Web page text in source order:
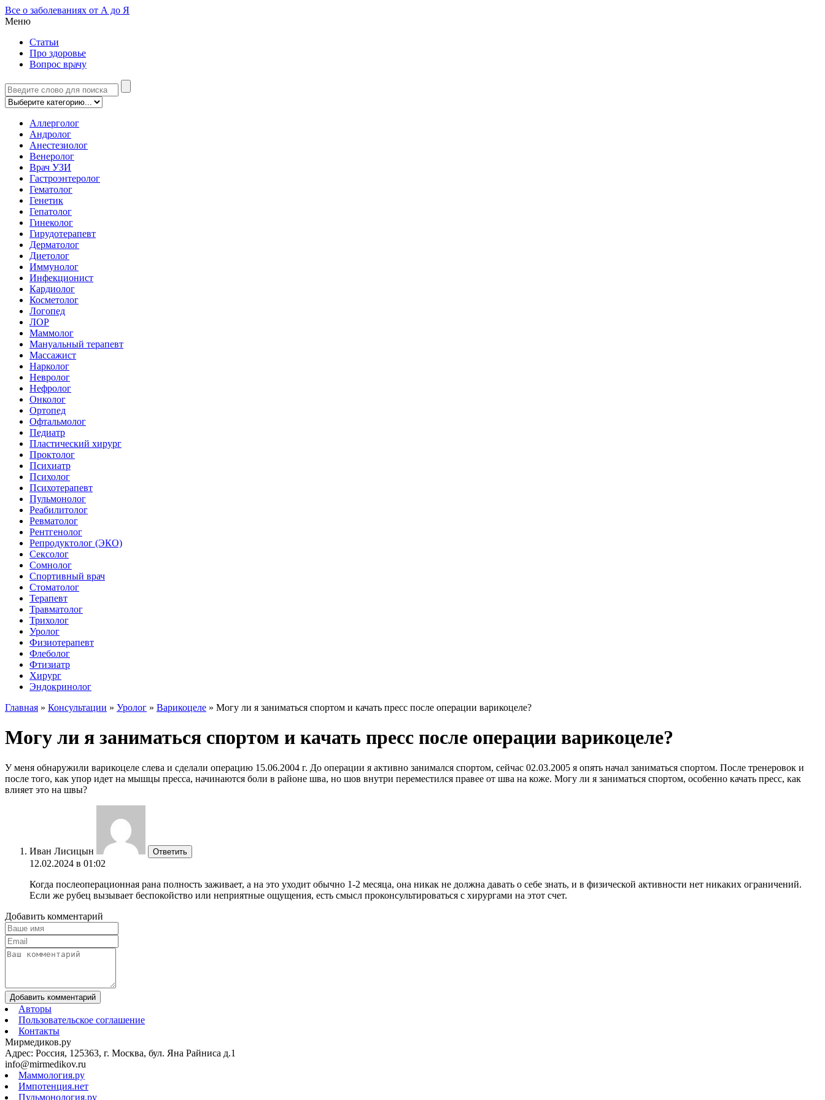
Все о заболеваниях от А до Я
Меню
Статьи
Про здоровье
Вопрос врачу
Аллерголог
Андролог
Анестезиолог
Венеролог
Врач УЗИ
Гастроэнтеролог
Гематолог
Генетик
Гепатолог
Гинеколог
Гирудотерапевт
Дерматолог
Диетолог
Иммунолог
Инфекционист
Кардиолог
Косметолог
Логопед
ЛОР
Маммолог
Мануальный терапевт
Массажист
Нарколог
Невролог
Нефролог
Онколог
Ортопед
Офтальмолог
Педиатр
Пластический хирург
Проктолог
Психиатр
Психолог
Психотерапевт
Пульмонолог
Реабилитолог
Ревматолог
Рентгенолог
Репродуктолог (ЭКО)
Сексолог
Сомнолог
Спортивный врач
Стоматолог
Терапевт
Травматолог
Трихолог
Уролог
Физиотерапевт
Флеболог
Фтизиатр
Хирург
Эндокринолог
Главная » Консультации » Уролог » Варикоцеле » Могу ли я заниматься спортом и качать пресс после операции варикоцеле?
Могу ли я заниматься спортом и качать пресс после операции варикоцеле?
У меня обнаружили варикоцеле слева и сделали операцию 15.06.2004 г. До операции я активно занимался спортом, сейчас 02.03.2005 я опять начал заниматься спортом. После тренеровок и
после того, как упор идет на мышцы пресса, начинаются боли в районе шва, но шов внутри переместился правее от шва на коже. Могу ли я заниматься спортом, особенно качать пресс, как
влияет это на швы?
Иван Лисицын Ответить
12.02.2024 в 01:02
Когда послеоперационная рана полность заживает, а на это уходит обычно 1-2 месяца, она никак не должна давать о себе знать, и в физической активности нет никаких ограничений.
Если же рубец вызывает беспокойство или неприятные ощущения, есть смысл проконсультироваться с хирургами на этот счет.
Добавить комментарий
Добавить комментарий
Авторы
Пользовательское соглашение
Контакты
Мирмедиков.ру
Адрес: Россия, 125363, г. Москва, бул. Яна Райниса д.1
info@mirmedikov.ru
Маммология.ру
Импотенция.нет
Пульмонология.ру